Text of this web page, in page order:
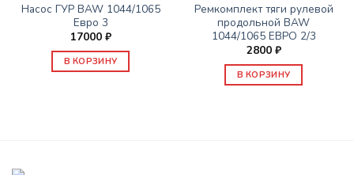
Насос ГУР BAW 1044/1065
Евро 3
17000 ₽
В КОРЗИНУ
Ремкомплект тяги рулевой
продольной BAW
1044/1065 ЕВРО 2/3
2800 ₽
В КОРЗИНУ